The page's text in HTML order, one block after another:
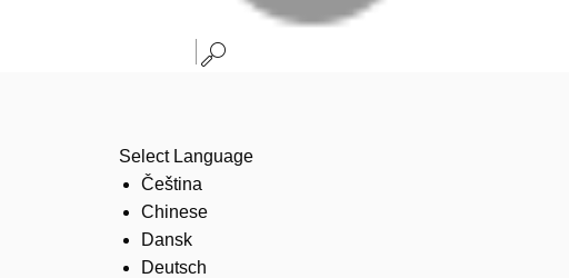
Select Language
Čeština
Chinese
Dansk
Deutsch